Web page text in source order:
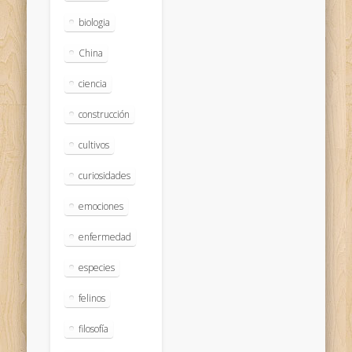
biologia
China
ciencia
construcción
cultivos
curiosidades
emociones
enfermedad
especies
felinos
filosofía